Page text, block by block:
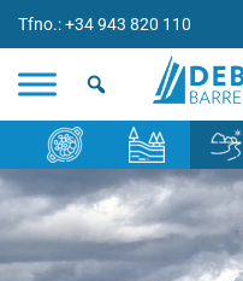
Tfno.: +34 943 820 110